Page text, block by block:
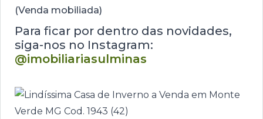
(Venda mobiliada)
Para ficar por dentro das novidades,
siga-nos no Instagram:
@imobiliariasulminas